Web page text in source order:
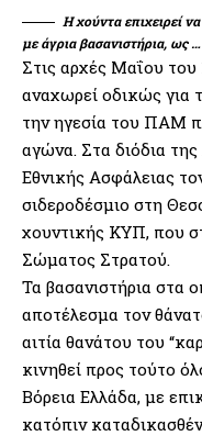
Η χούντα επιχειρεί
με άγρια βασανιστήρια, ως
Στις αρχές Μαΐου
αναχωρεί οδικώς για
την ηγεσία του ΠΑΜ
αγώνα. Στα διόδια
Εθνικής Ασφάλειας
σιδεροδέσμιο στη
χουντικής ΚΥΠ, που
Σώματος Στρατού.
Τα βασανιστήρια στα
αποτέλεσμα τον
αιτία θανάτου του
κινηθεί προς τούτο
Βόρεια Ελλάδα, με
κατόπιν